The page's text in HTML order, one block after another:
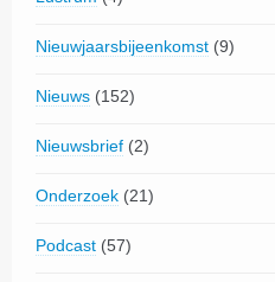
Nieuwjaarsbijeenkomst (9)
Nieuws (152)
Nieuwsbrief (2)
Onderzoek (21)
Podcast (57)